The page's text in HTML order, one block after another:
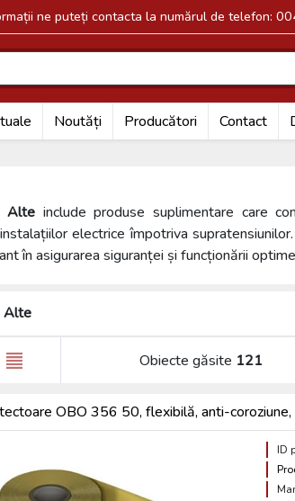
ne puteți contacta la numărul de telefon:
Noutăți Producători Contact
Alteinclude produse suplimentare care
electrice împotriva
în asigurarea siguranței și funcționării
Alte
Obiecte găsite 121
OBO 356 50, flexibilă, anti-
ID